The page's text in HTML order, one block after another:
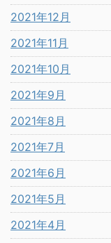
2021年12月
2021年11月
2021年10月
2021年9月
2021年8月
2021年7月
2021年6月
2021年5月
2021年4月